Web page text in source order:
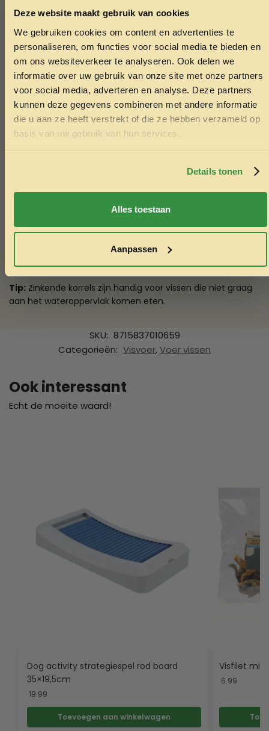
Deze website maakt gebruik van cookies
We gebruiken cookies om content en advertenties te
personaliseren, om functies voor social media te bieden en
om ons websiteverkeer te analyseren. Ook delen we
informatie over uw gebruik van onze site met onze partners
voor social media, adverteren en analyse. Deze partners
kunnen deze gegevens combineren met andere informatie
die u aan ze heeft verstrekt of die ze hebben verzameld op
basis van uw gebruik van hun services.
Details tonen
Alles toestaan
Aanpassen
overvoeding. Geef dus met mate.
Vijverkorrels
Korrels zijn er in drijvende of zinkende vorm en in
verschillende maten (bijv. 3 mm of 6 mm). Ze zijn perfect
voormiddelgrote tot grote vijvervissen
volwassen goudvissen.
Verkrijgbaar in drijvend of zinkend formaat
Ideaal voor vissen die krachtvoer nodig hebben (zoals
koi)
Tip: Zinkende korrels zijn handig voor vissen die niet graag
aan het wateroppervlak komen eten.
SKU: 8715837010659
Categorieën: Visvoer,Voer vissen
Ook interessant
Echt de moeite waard!
Dog activity strategiespel rod board
35×19,5cm
19.99
Toevoegen aan winkelwagen
Visfilet mix
6.99
ONTVANG 5% KORTING OP
JE EERSTE BESTELLING!
Ontvang korting
Door je in te schrijven ga je akkoord met het ontvangen van